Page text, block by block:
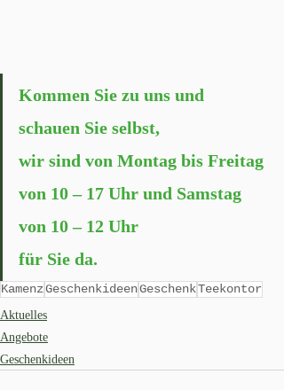
Kommen Sie zu uns und
schauen Sie selbst,
wir sind von Montag bis Freitag
von 10 – 17 Uhr und Samstag
von 10 – 12 Uhr
für Sie da.
KamenzGeschenkideenGeschenkTeekontor
Aktuelles
Angebote
Geschenkideen